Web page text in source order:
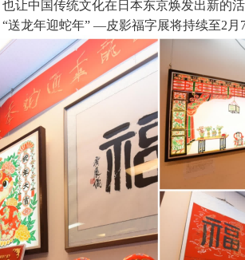
让中国传统文化在日本东京焕发出新的
送龙年迎蛇年” —皮影福字展将持续至2